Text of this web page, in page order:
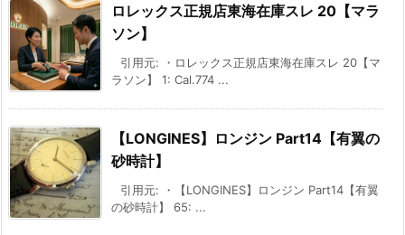
ロレックス正規店東海在庫スレ 20【マラ
ソン】
引用元: ・ロレックス正規店東海在庫スレ 20【マ
ラソン】 1: Cal.774 ...
【LONGINES】ロンジン Part14【有翼の
砂時計】
引用元: ・【LONGINES】ロンジン Part14【有翼
の砂時計】 65: ...